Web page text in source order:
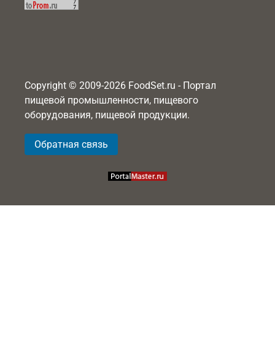
Copyright © 2009-2026 FoodSet.ru - Портал
пищевой промышленности, пищевого
оборудования, пищевой продукции.
Обратная связь